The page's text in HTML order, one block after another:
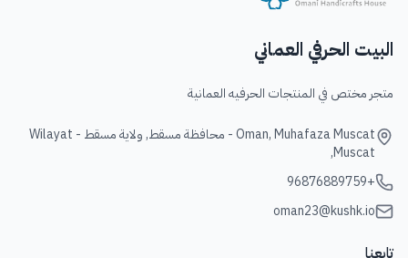
البيت الحرفي العماني
متجر مختص في المنتجات الحرفيه العمانية
Oman, Muhafaza Muscat - محافظة مسقط, ولاية مسقط - Wilayat
Muscat,
+96876889759
oman23@kushk.io
تابعنا